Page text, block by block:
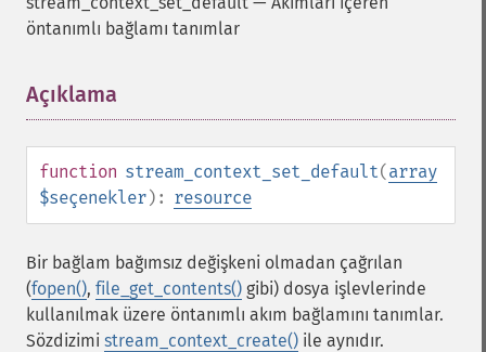
öntanımlı bağlamı tanımlar
Açıklama
function stream_context_set_default(array
$seçenekler): resource
Bir bağlam bağımsız değişkeni olmadan çağrılan
(fopen(), file_get_contents() gibi) dosya işlevlerinde
kullanılmak üzere öntanımlı akım bağlamını tanımlar.
Sözdizimi stream_context_create() ile aynıdır.